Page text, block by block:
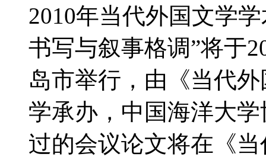
2010年当代外国文学
书写与叙事格调”将于
岛市举行，由《当代
学承办，中国海洋大
过的会议论文将在《